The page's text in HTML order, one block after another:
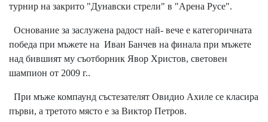
турнир на закрито "Дунавски стрели" в "Арена Русе".
Основание за заслужена радост най- вече е категоричната
победа при мъжете на Иван Банчев на финала при мъжете
над бившият му съотборник Явор Христов, световен
шампион от 2009 г..
При мъже компаунд състезателят Овидио Ахиле се класира
първи, а третото място е за Виктор Петров.